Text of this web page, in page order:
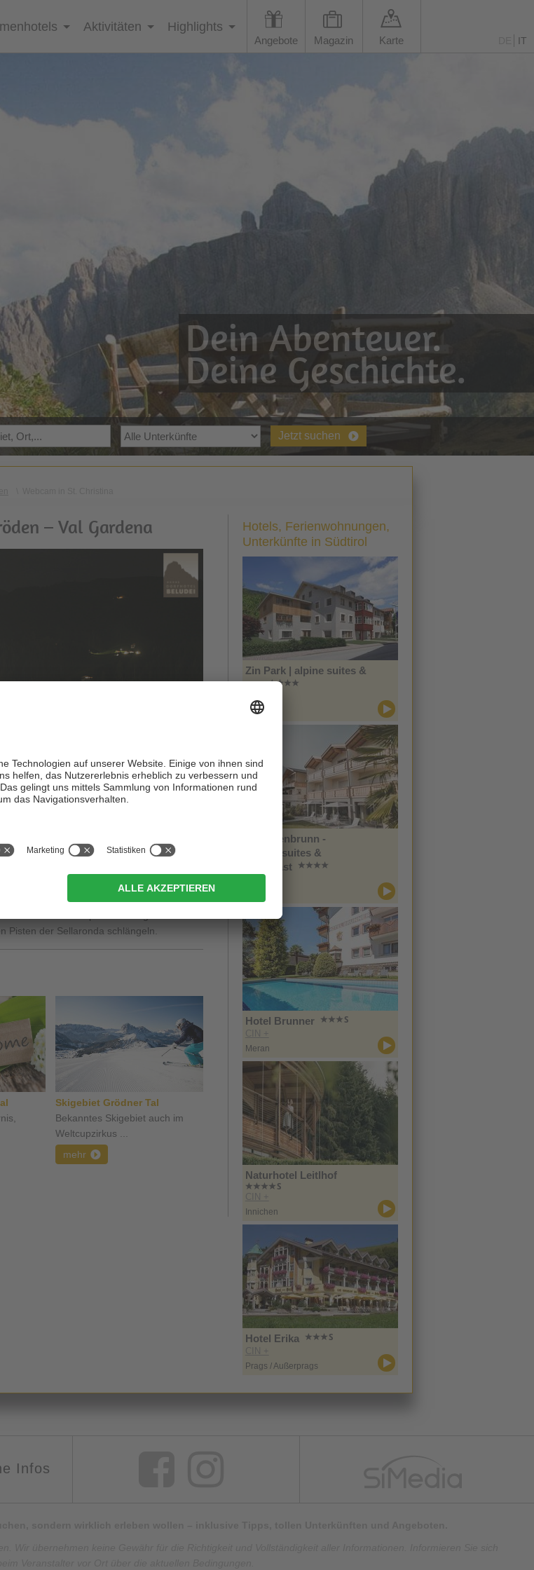
Aktivitäten Highlights
Angebote Magazin Karte IT
Dein Abenteuer.
Deine Geschichte.
Jetzt suchen
– Val Gardena
sowie der Abfahrtspiste Saslong.
Ausgangspunkt für wunderschöne
den Ton angibt. Davon weiß auch diese
Abfahrtspiste Saslong und die
Pisten der Sellaronda schlängeln.
Skigebiet Grödner Tal
Bekanntes Skigebiet auch im
Weltcupzirkus ...
mehr
Hotels, Ferienwohnungen,
Unterkünfte in Südtirol
Zin Park | alpine suites &
spa
Innichen
Im Tiefenbrunn -
Gardensuites &
Breakfast
CIN +
Hotel Brunner
CIN +
Meran
Naturhotel Leitlhof
CIN +
Innichen
Hotel Erika
CIN +
Prags / Außerprags
Infos